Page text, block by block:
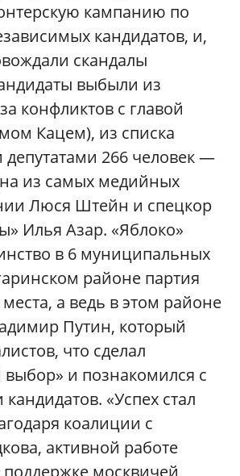
кампанию по
кандидатов, и,
скандалы
выбыли из
конфликтов с главой
Кацем), из списка
депутатами 266 человек —
из самых медийных
Люся Штейн и спецкор
Илья Азар. «Яблоко»
в 6 муниципальных
районе партия
а ведь в этом районе
Путин, который
что сделал
и познакомился с
«Успех стал
коалиции с
активной работе